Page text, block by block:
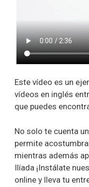
Este vídeo es un
vídeos en inglés
que puedes
No solo te cuenta
permite
mientras además
Ilíada ¡Instálate
online y lleva tu